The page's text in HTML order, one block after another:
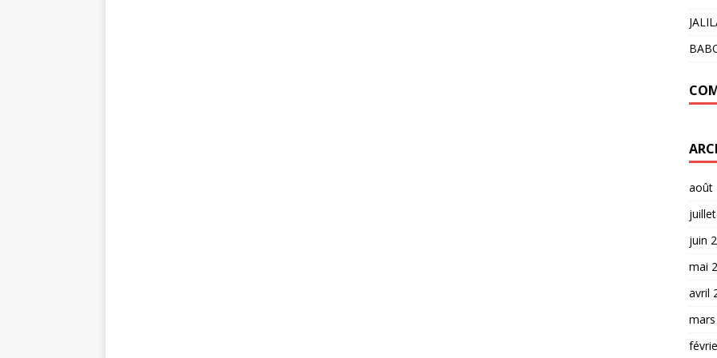
août
juin
mai
avril